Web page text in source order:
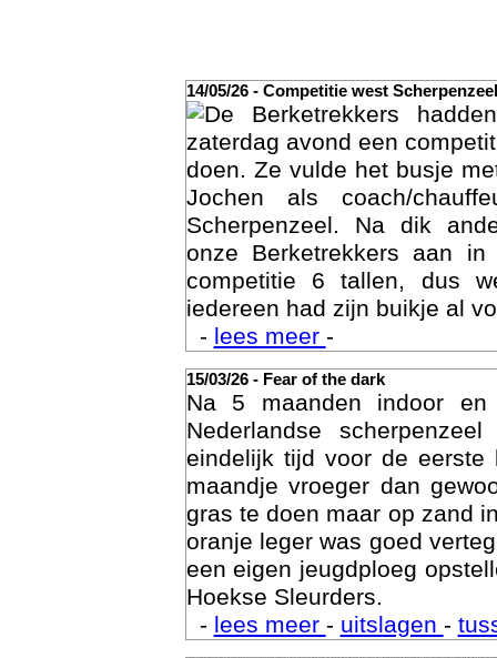
14/05/26 - Competitie west Scherpenzeel
De Berketrekkers
zaterdag avond een
doen. Ze vulde het busje
Jochen als coach/
Scherpenzeel. Na dik
onze Berketrekkers aan
competitie 6 tallen, dus
iedereen had zijn buikje al
- lees meer -
15/03/26 - Fear of the dark
Na 5 maanden indoor
Nederlandse
eindelijk tijd voor de eerste
maandje vroeger dan
gras te doen maar op zand
oranje leger was goed
een eigen jeugdploeg
Hoekse Sleurders.
- lees meer - uitslagen -